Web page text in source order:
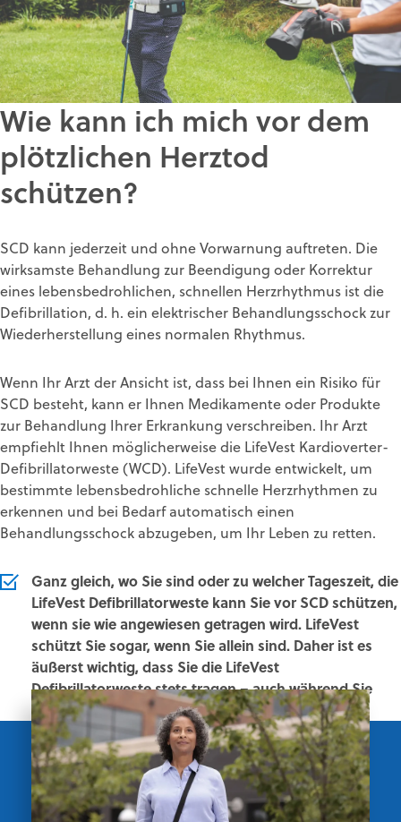
Wie kann ich mich vor dem
plötzlichen Herztod
schützen?
SCD kann jederzeit und ohne Vorwarnung auftreten. Die
wirksamste Behandlung zur Beendigung oder Korrektur
eines lebensbedrohlichen, schnellen Herzrhythmus ist die
Defibrillation, d. h. ein elektrischer Behandlungsschock zur
Wiederherstellung eines normalen Rhythmus.
Wenn Ihr Arzt der Ansicht ist, dass bei Ihnen ein Risiko für
SCD besteht, kann er Ihnen Medikamente oder Produkte
zur Behandlung Ihrer Erkrankung verschreiben. Ihr Arzt
empfiehlt Ihnen möglicherweise die LifeVest Kardioverter-
Defibrillatorweste (WCD). LifeVest wurde entwickelt, um
bestimmte lebensbedrohliche schnelle Herzrhythmen zu
erkennen und bei Bedarf automatisch einen
Behandlungsschock abzugeben, um Ihr Leben zu retten.
Ganz gleich, wo Sie sind oder zu welcher Tageszeit, die
LifeVest Defibrillatorweste kann Sie vor SCD schützen,
wenn sie wie angewiesen getragen wird. LifeVest
schützt Sie sogar, wenn Sie allein sind. Daher ist es
äußerst wichtig, dass Sie die LifeVest
Defibrillatorweste stets tragen – auch während Sie
schlafen.